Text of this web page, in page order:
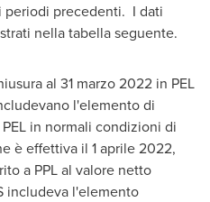
periodi precedenti. I dati
nella tabella seguente.
al 31 marzo 2022 in PEL
l'elemento di
in normali condizioni di
è effettiva il 1 aprile 2022,
a PPL al valore netto
includeva l'elemento